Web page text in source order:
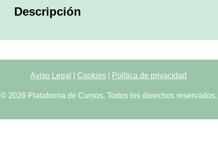
Descripción
Aviso Legal Cookies Política de privacidad
© 2026 Plataforma de Cursos. Todos los derechos reservados.